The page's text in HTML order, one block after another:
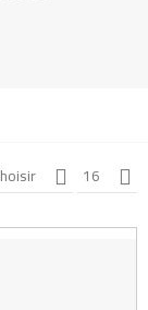
16